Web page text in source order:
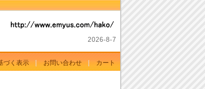
2026-8-7
づく表示 お問い合わせ カート